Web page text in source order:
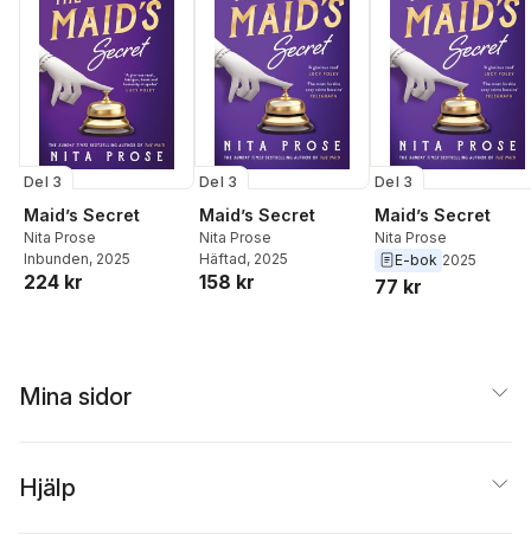
Del 3
Maid’s Secret
Nita Prose
Inbunden, 2025
224 kr
Del 3
Maid’s Secret
Nita Prose
Häftad, 2025
158 kr
Del 3
Maid’s Secret
Nita Prose
E-bok 2025
77 kr
Mina sidor
Hjälp